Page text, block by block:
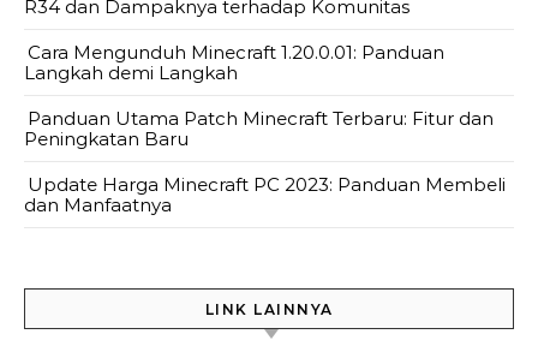
R34 dan Dampaknya terhadap Komunitas
Cara Mengunduh Minecraft 1.20.0.01: Panduan
Langkah demi Langkah
Panduan Utama Patch Minecraft Terbaru: Fitur dan
Peningkatan Baru
Update Harga Minecraft PC 2023: Panduan Membeli
dan Manfaatnya
LINK LAINNYA